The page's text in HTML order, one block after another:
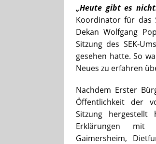
„Heute gibt es
Koordinator für das
Dekan Wolfgang
Sitzung des SEK-
gesehen hatte. So
Neues zu erfahren
Nachdem Erster
Öffentlichkeit der
Sitzung
Erklärungen mit
Gaimersheim,